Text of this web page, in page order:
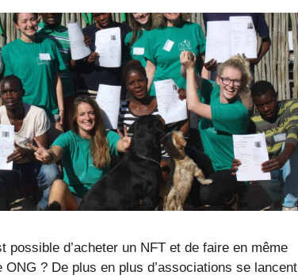
possible d’acheter un NFT et de faire en même
ONG ? De plus en plus d’associations se lancent